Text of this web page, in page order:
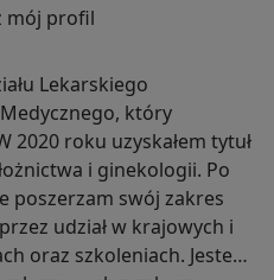
mój profil
Lekarskiego
który
2020 roku uzyskałem tytuł
i ginekologii. Po
poszerzam swój zakres
udział w krajowych i
oraz szkoleniach. Jestem